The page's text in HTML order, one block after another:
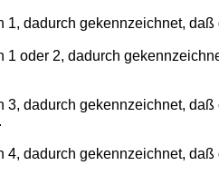
1, dadurch gekennzeichnet,
1 oder 2, dadurch
3, dadurch gekennzeichnet,
4, dadurch gekennzeichnet,